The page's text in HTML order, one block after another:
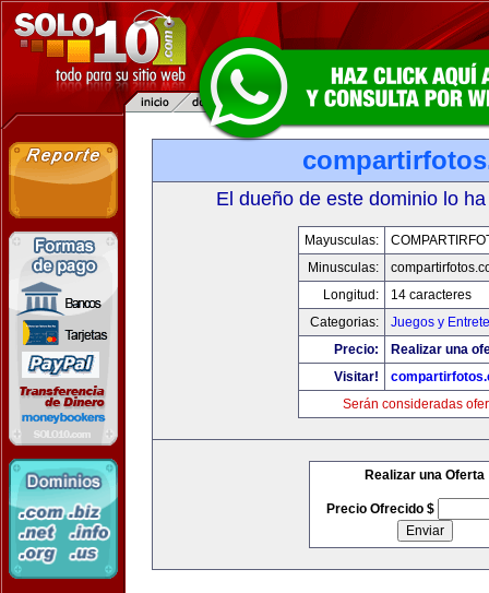
El dueño de este dominio lo
Mayusculas:
Minusculas:
Longitud:
14 caracteres
Categorias:
Juegos y
Precio:
Realizar una
Visitar!
Serán consideradas
Realizar una Oferta
Precio Ofrecido $